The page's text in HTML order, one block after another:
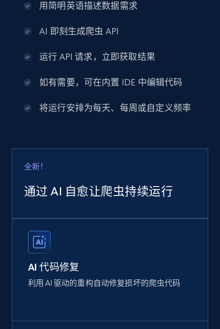
用简明英语描述数据需求
AI 即刻生成爬虫 API
运行 API 请求，立即获取结果
如有需要，可在内置 IDE 中编辑代码
将运行安排为每天、每周或自定义频率
全新！
通过 AI 自愈让爬虫持续运行
AI 代码修复
利用 AI 驱动的重构自动修复损坏的爬虫代码